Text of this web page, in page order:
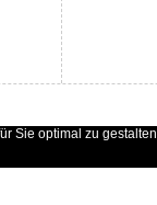
Sie optimal zu